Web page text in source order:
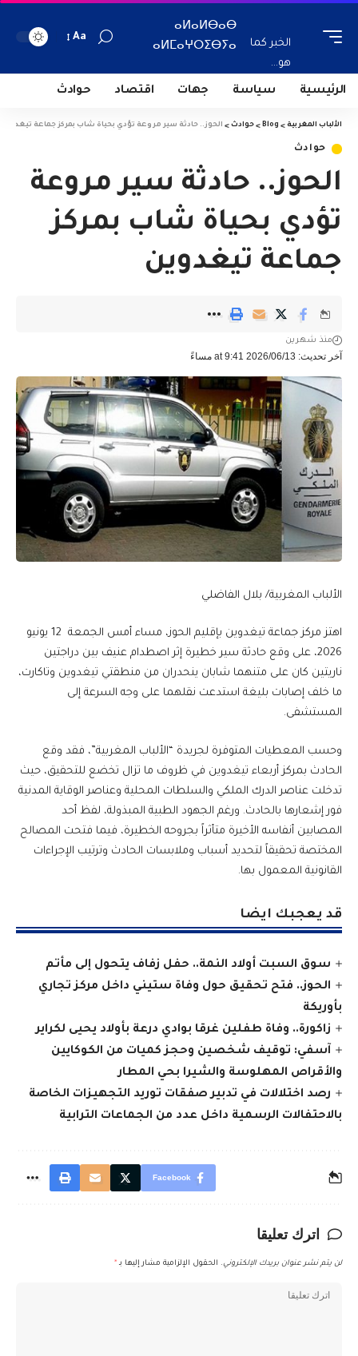
الخبر كما
هو...
ⴰⵍⴰⵍⴱⴰⴱ
ⴰⵍⵎⴰⵖⵔⵉⴱⵢⴰ
Aa
الرئيسية سياسة جهات اقتصاد حوادث
الألباب المغربية >
Blog
> حوادث > الحوز.. حادثة سير مروعة تؤدي بحياة شاب بمركز جماعة تيغدوين
حوادث
الحوز.. حادثة سير مروعة
تؤدي بحياة شاب بمركز
جماعة تيغدوين
آخر تحديث: 2026/06/13 at 9:41 مساءً
منذ شهرين
الألباب المغربية/ بلال الفاضلي
اهتز مركز جماعة تيغدوين بإقليم الحوز، مساء أمس الجمعة 12 يونيو
2026، على وقع حادثة سير خطيرة إثر اصطدام عنيف بين دراجتين
ناريتين كان على متنهما شابان ينحدران من منطقتي تيغدوين وتاكارت،
ما خلف إصابات بليغة استدعت نقلهما على وجه السرعة إلى
المستشفى.
وحسب المعطيات المتوفرة لجريدة “الألباب المغربية”، فقد وقع
الحادث بمركز أربعاء تيغدوين في ظروف ما تزال تخضع للتحقيق، حيث
تدخلت عناصر الدرك الملكي والسلطات المحلية وعناصر الوقاية المدنية
فور إشعارها بالحادث. ورغم الجهود الطبية المبذولة، لفظ أحد
المصابين أنفاسه الأخيرة متأثراً بجروحه الخطيرة، فيما فتحت المصالح
المختصة تحقيقاً لتحديد أسباب وملابسات الحادث وترتيب الإجراءات
القانونية المعمول بها.
قد يعجبك ايضا
سوق السبت أولاد النمة.. حفل زفاف يتحول إلى مأتم
الحوز.. فتح تحقيق حول وفاة ستيني داخل مركز تجاري
بأوريكة
زاكورة.. وفاة طفلين غرقا بوادي درعة بأولاد يحيى لكراير
آسفي: توقيف شخصين وحجز كميات من الكوكايين
والأقراص المهلوسة والشيرا بحي المطار
رصد اختلالات في تدبير صفقات توريد التجهيزات الخاصة
بالاحتفالات الرسمية داخل عدد من الجماعات الترابية
Facebook
اترك تعليقا
لن يتم نشر عنوان بريدك الإلكتروني. الحقول الإلزامية مشار إليها بـ *